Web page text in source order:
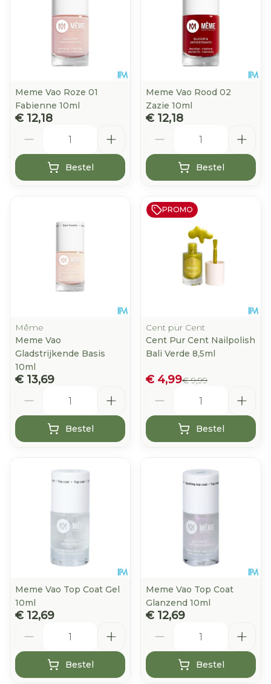
Meme Vao Roze 01
Fabienne 10ml
€ 12,18
Bestel
Meme Vao Rood 02
Zazie 10ml
€ 12,18
Bestel
Même
Meme Vao
Gladstrijkende Basis
10ml
€ 13,69
Bestel
PROMO
Cent pur Cent
Cent Pur Cent Nailpolish
Bali Verde 8,5ml
€ 9,99
€ 4,99
Bestel
Meme Vao Top Coat Gel
10ml
€ 12,69
Bestel
Meme Vao Top Coat
Glanzend 10ml
€ 12,69
Bestel